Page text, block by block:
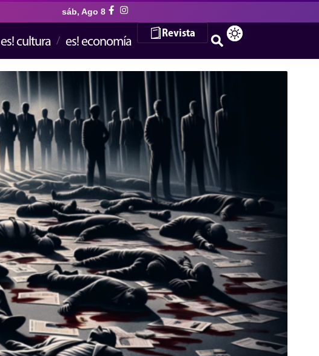
sáb, Ago 8
es! cultura es! economía Revista